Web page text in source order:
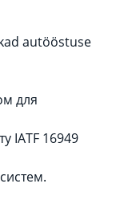
autööstuse
для
IATF 16949